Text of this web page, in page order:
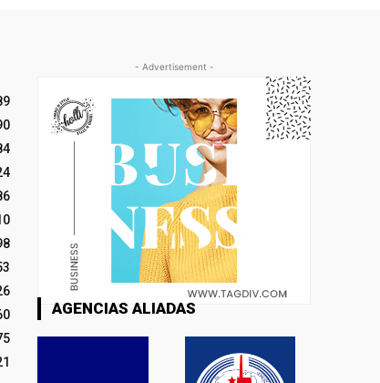
- Advertisement -
AGENCIAS ALIADAS